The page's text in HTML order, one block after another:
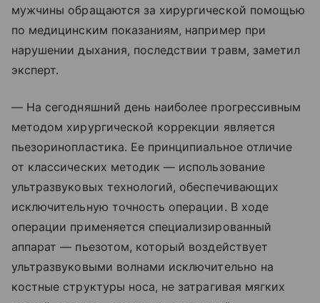
мужчины обращаются за хирургической помощью
по медицинским показаниям, например при
нарушении дыхания, последствии травм, заметил
эксперт.
— На сегодняшний день наиболее прогрессивным
методом хирургической коррекции является
пьезоринопластика. Ее принципиальное отличие
от классических методик — использование
ультразвуковых технологий, обеспечивающих
исключительную точность операции. В ходе
операции применяется специализированный
аппарат — пьезотом, который воздействует
ультразвуковыми волнами исключительно на
костные структуры носа, не затрагивая мягких